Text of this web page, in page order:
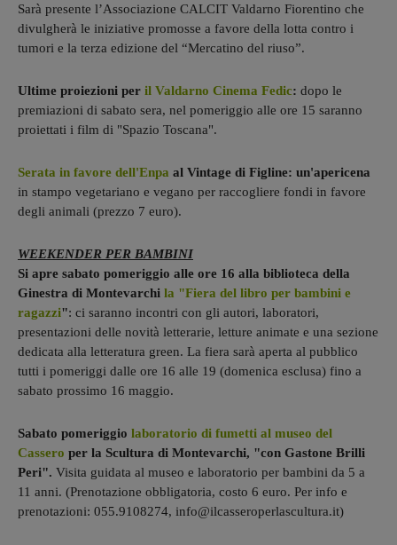
Sarà presente l’Associazione CALCIT Valdarno Fiorentino che
divulgherà le iniziative promosse a favore della lotta contro i
tumori e la terza edizione del “Mercatino del riuso”.
Ultime proiezioni per il Valdarno Cinema Fedic: dopo le
premiazioni di sabato sera, nel pomeriggio alle ore 15 saranno
proiettati i film di "Spazio Toscana".
Serata in favore dell'Enpa al Vintage di Figline: un'apericena
in stampo vegetariano e vegano per raccogliere fondi in favore
degli animali (prezzo 7 euro).
WEEKENDER PER BAMBINI
Si apre sabato pomeriggio alle ore 16 alla biblioteca della
Ginestra di Montevarchi la "Fiera del libro per bambini e
ragazzi": ci saranno incontri con gli autori, laboratori,
presentazioni delle novità letterarie, letture animate e una sezione
dedicata alla letteratura green. La fiera sarà aperta al pubblico
tutti i pomeriggi dalle ore 16 alle 19 (domenica esclusa) fino a
sabato prossimo 16 maggio.
Sabato pomeriggio laboratorio di fumetti al museo del
Cassero per la Scultura di Montevarchi, "con Gastone Brilli
Peri". Visita guidata al museo e laboratorio per bambini da 5 a
11 anni. (Prenotazione obbligatoria, costo 6 euro. Per info e
prenotazioni: 055.9108274, info@ilcasseroperlascultura.it)